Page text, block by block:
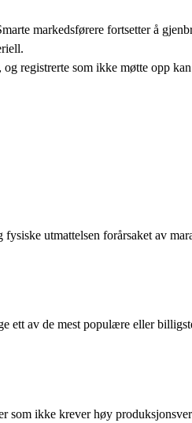
markedsførere fortsetter å
registrerte som ikke møtte opp
fysiske utmattelsen forårsaket av
av de mest populære eller
ikke krever høy